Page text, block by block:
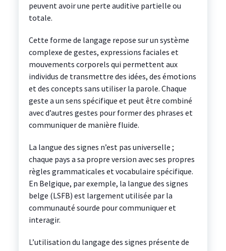
peuvent avoir une perte auditive partielle ou
totale.
Cette forme de langage repose sur un système
complexe de gestes, expressions faciales et
mouvements corporels qui permettent aux
individus de transmettre des idées, des émotions
et des concepts sans utiliser la parole. Chaque
geste a un sens spécifique et peut être combiné
avec d’autres gestes pour former des phrases et
communiquer de manière fluide.
La langue des signes n’est pas universelle ;
chaque pays a sa propre version avec ses propres
règles grammaticales et vocabulaire spécifique.
En Belgique, par exemple, la langue des signes
belge (LSFB) est largement utilisée par la
communauté sourde pour communiquer et
interagir.
L’utilisation du langage des signes présente de